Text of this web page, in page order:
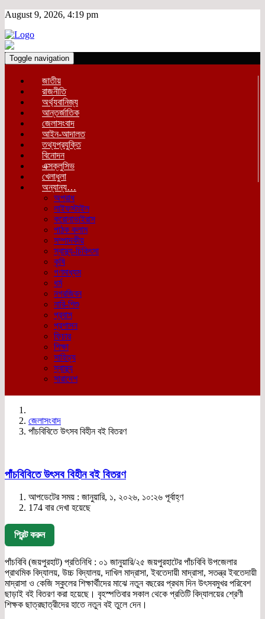
August 9, 2026, 4:19 pm
Toggle navigation
জাতীয়
রাজনীতি
অর্থ্যবানিজ্য
আন্তর্জাতিক
জেলাসংবাদ
আইন-আদালত
তথ্যপ্রযুক্তি
বিনোদন
এক্সক্লুসিভ
খেলাধুলা
অন্যান্য…
অপরাধ
লাইফস্টাইল
করোনাভাইরাস
পাঠক কলাম
সম্পাদকীয়
স্বাস্থ্য-চিকিৎসা
কৃষি
গণমাধ্যম
ধর্ম
নগরজিবন
নারি-শিশু
প্রবাস
প্রশাসন
ফিচার
শিক্ষা
সাহিত্য
স্বাস্থ্য
সারাদেশ
জেলাসংবাদ
পাঁচবিবিতে উৎসব বিহীন বই বিতরণ
পাঁচবিবিতে উৎসব বিহীন বই বিতরণ
আপডেটের সময় : জানুয়ারি, ১, ২০২৬, ১০:২৬ পূর্বাহ্ণ
174 বার দেখা হয়েছে
প্রিন্ট করুন
পাঁচবিবি (জয়পুরহাট) প্রতিনিধি : ০১ জানুয়ারি/২৫ জয়পুরহাটের পাঁচবিবি উপজেলার
প্রাথমিক বিদ্যালয়, উচ্চ বিদ্যালয়, দাখিল মাদ্রাসা, ইবতেদায়ী মাদ্রাসা, সতন্ত্র ইবতেদায়ী
মাদ্রাসা ও কেজি স্কুলের শিক্ষার্থীদের মাঝে নতুন বছরের প্রথম দিন উৎসবমুখর পরিবেশ
ছাড়াই বই বিতরণ করা হয়েছে। বৃহস্পতিবার সকাল থেকে প্রতিটি বিদ্যালয়ের শ্রেণী
শিক্ষক ছাত্রছাত্রীদের হাতে নতুন বই তুলে দেন।